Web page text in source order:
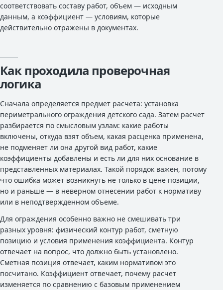
соответствовать составу работ, объем — исходным
данным, а коэффициент — условиям, которые
действительно отражены в документах.
Как проходила проверочная
логика
Сначала определяется предмет расчета: установка
периметрального ограждения детского сада. Затем расчет
разбирается по смысловым узлам: какие работы
включены, откуда взят объем, какая расценка применена,
не подменяет ли она другой вид работ, какие
коэффициенты добавлены и есть ли для них основание в
представленных материалах. Такой порядок важен, потому
что ошибка может возникнуть не только в цене позиции,
но и раньше — в неверном отнесении работ к нормативу
или в неподтвержденном объеме.
Для ограждения особенно важно не смешивать три
разных уровня: физический контур работ, сметную
позицию и условия применения коэффициента. Контур
отвечает на вопрос, что должно быть установлено.
Сметная позиция отвечает, каким нормативом это
посчитано. Коэффициент отвечает, почему расчет
изменяется по сравнению с базовым применением